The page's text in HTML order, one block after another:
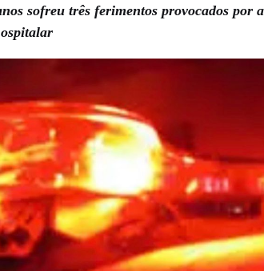
sofreu três ferimentos provocados por